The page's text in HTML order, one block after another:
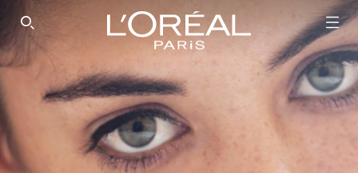
SEARCH THIS SITE